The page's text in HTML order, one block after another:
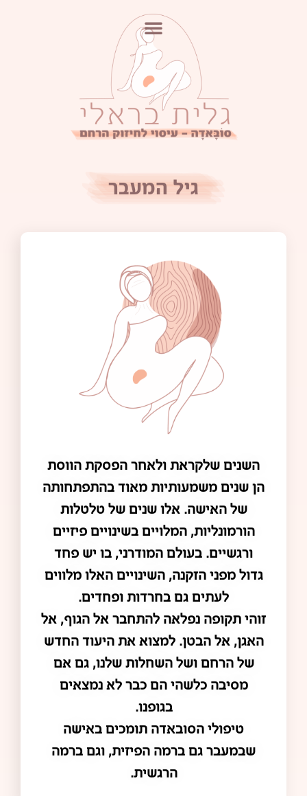
גיל המעבר
השנים שלקראת ולאחר הפסקת הווסת
הן שנים משמעותיות מאוד בהתפתחותה
של האישה. אלו שנים של טלטלות
הורמונליות, המלויים בשינויים פיזיים
ורגשיים. בעולם המודרני, בו יש פחד
גדול מפני הזקנה, השינויים האלו מלווים
לעתים גם בחרדות ופחדים.
זוהי תקופה נפלאה להתחבר אל הגוף, אל
האגן, אל הבטן. למצוא את היעוד החדש
של הרחם ושל השחלות שלנו, גם אם
מסיבה כלשהי הם כבר לא נמצאים
בגופנו.
טיפולי הסובאדה תומכים באישה
שבמעבר גם ברמה הפיזית, וגם ברמה
הרגשית.